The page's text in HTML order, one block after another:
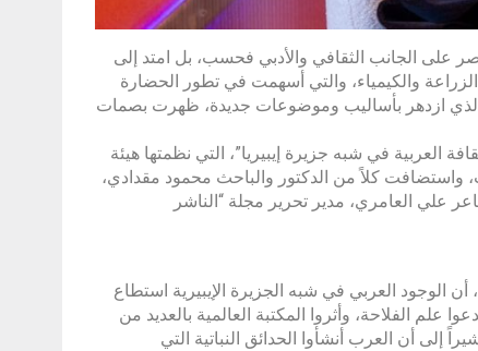
على الجانب الثقافي والأدبي فحسب، بل امتد إلى
والكيمياء، والتي أسهمت في تطور الحضارة
الذي ازدهر بأساليب وموضوعات جديدة، ظهرت بصمات
العربية في شبه جزيرة إيبيريا”، التي نظمتها هيئة
الشارقة الدولي للكتاب، واستضافت كلاً من الدكتور والباحث محمود مقدادي،
علي العامري، مدير تحرير مجلة “الناشر
الوجود العربي في شبه الجزيرة الإيبيرية استطاع
علم الفلاحة، وأثروا المكتبة العالمية بالعديد من
أن العرب أنشأوا الحدائق النباتية التي